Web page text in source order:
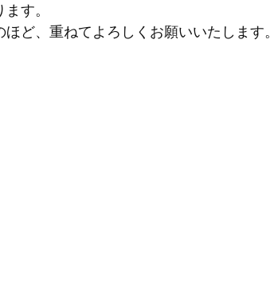
す。
ど、重ねてよろしくお願いいたします。